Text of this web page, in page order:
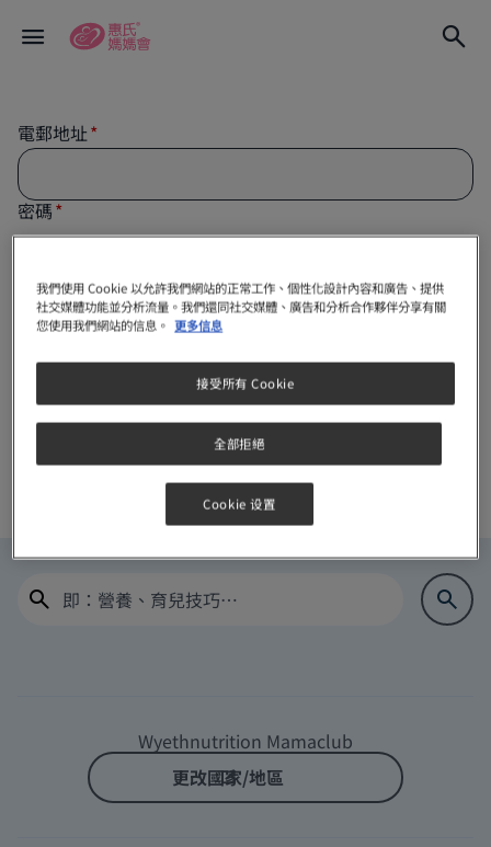
電郵地址
密碼
保持我的登入狀態
Wyethnutrition Mamaclub
更改國家/地區
我們使用 Cookie 以允許我們網站的正常工作、個性化設計內容和廣告、提供
社交媒體功能並分析流量。我們還同社交媒體、廣告和分析合作夥伴分享有關
您使用我們網站的信息。 更多信息
全部拒絕
接受所有 Cookie
Cookie 设置